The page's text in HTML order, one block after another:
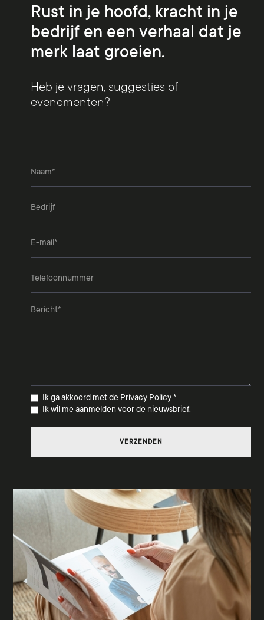
Rust in je hoofd, kracht in je
bedrijf en een verhaal dat je
merk laat groeien.
Heb je vragen, suggesties of
evenementen?
Ik ga akkoord met de Privacy Policy*
Ik wil me aanmelden voor de nieuwsbrief.